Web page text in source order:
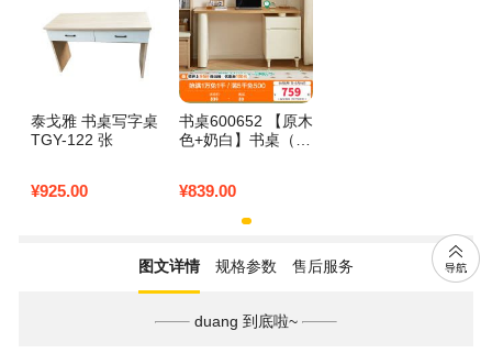
泰戈雅 书桌写字桌
TGY-122 张
¥925.00
书桌600652 【原木
色+奶白】书桌（不
¥839.00
图文详情 规格参数 售后服务
duang 到底啦~